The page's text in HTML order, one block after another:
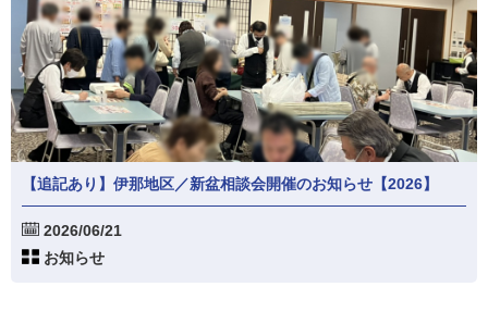
【追記あり】伊那地区／新盆相談会開催のお知らせ【2026】
2026/06/21
お知らせ